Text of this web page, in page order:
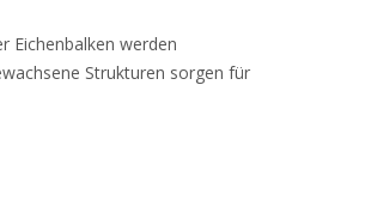
Eichenbalken werden
Strukturen sorgen für